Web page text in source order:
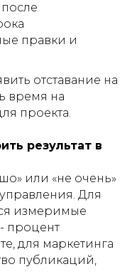
правки и
отставание на
время на
проекта.
результат в
или «не очень»
Для
измеримые
процент
для маркетинга
публикаций,